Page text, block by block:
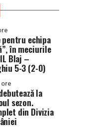
echipa
în meciurile
Blaj –
5-3 (2-0)
ore
la
sezon.
din Divizia